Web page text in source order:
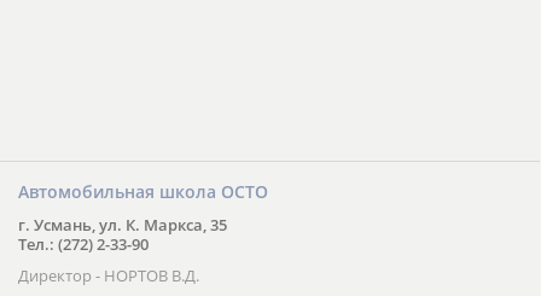
Автомобильная школа ОСТО
г. Усмань, ул. К. Маркса, 35
Тел.: (272) 2-33-90
Директор - НОРТОВ В.Д.